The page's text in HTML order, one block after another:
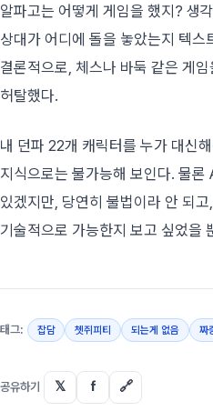
알파고는 어떻게 게임을 했지? 생
상대가 어디에 돌을 놓았는지 텍
결론적으로, 체스나 바둑 같은 게
허탈했다.
내 던파 22개 캐릭터를 누가 대신
지식으로는 불가능해 보인다. 물
있겠지만, 당연히 불법이라 안 되
기술적으로 가능한지 보고 싶었을
태그: 잡담 쳇쥐피티 되는게 없음 짜
공유하기 𝕏 f 🔗